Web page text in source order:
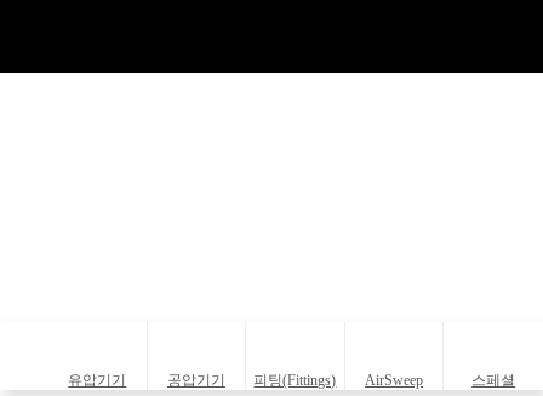
유압기기 공압기기 피팅(Fittings) AirSweep 스페셜